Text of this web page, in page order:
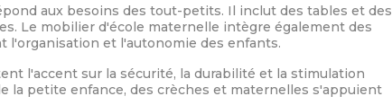
aux besoins des tout-petits. Il inclut des tables et des
Le mobilier d'école maternelle intègre également des
l'organisation et l'autonomie des enfants.
l'accent sur la sécurité, la durabilité et la stimulation
la petite enfance, des crèches et maternelles s'appuient